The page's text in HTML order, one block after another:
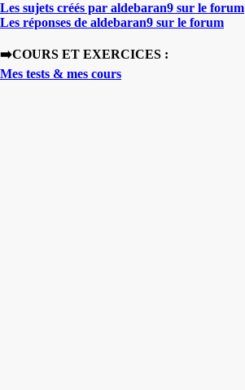
Les sujets créés par aldebaran9 sur le forum
Les réponses de aldebaran9 sur le forum
➡️COURS ET EXERCICES :
Mes tests & mes cours